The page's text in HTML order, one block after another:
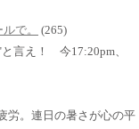
で。
(265)
言え！ 今17:20pm、
労。連日の暑さが心の平